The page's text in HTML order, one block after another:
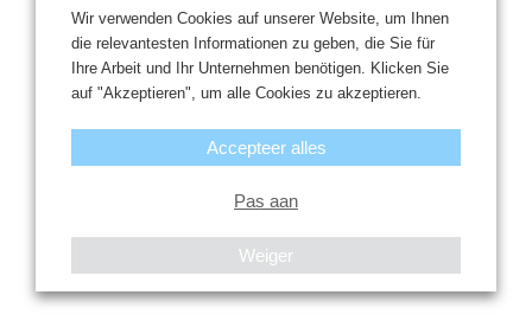
Wir verwenden Cookies auf unserer Website, um Ihnen
die relevantesten Informationen zu geben, die Sie für
Ihre Arbeit und Ihr Unternehmen benötigen. Klicken Sie
auf "Akzeptieren", um alle Cookies zu akzeptieren.
Pas aan
Weiger
Accepteer alles